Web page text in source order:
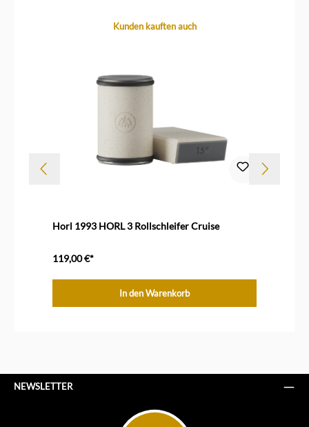
Produktgalerie überspringenKunden kauften auch
Horl 1993 HORL 3 Rollschleifer Cruise
119,00 €*
In den Warenkorb
NEWSLETTER